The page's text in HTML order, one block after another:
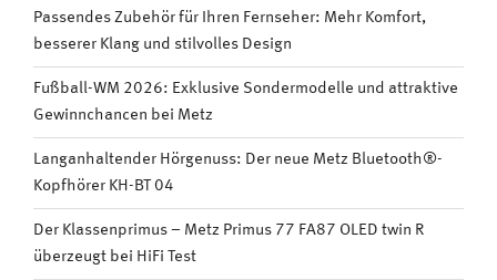
Passendes Zubehör für Ihren Fernseher: Mehr Komfort,
besserer Klang und stilvolles Design
Fußball-WM 2026: Exklusive Sondermodelle und attraktive
Gewinnchancen bei Metz
Langanhaltender Hörgenuss: Der neue Metz Bluetooth®-
Kopfhörer KH-BT 04
Der Klassenprimus – Metz Primus 77 FA87 OLED twin R
überzeugt bei HiFi Test